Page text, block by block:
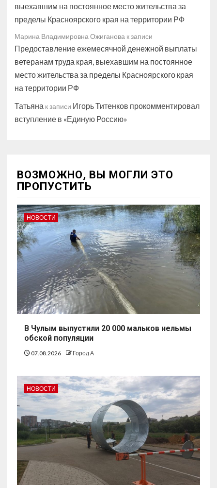
выехавшим на постоянное место жительства за
пределы Красноярского края на территории РФ
Марина Владимировна Ожиганова к записи
Предоставление ежемесячной денежной выплаты
ветеранам труда края, выехавшим на постоянное
место жительства за пределы Красноярского края
на территории РФ
Татьяна к записи Игорь Титенков прокомментировал
вступление в «Единую Россию»
ВОЗМОЖНО, ВЫ МОГЛИ ЭТО
ПРОПУСТИТЬ
НОВОСТИ
В Чулым выпустили 20 000 мальков нельмы
обской популяции
07.08.2026 Город А
НОВОСТИ